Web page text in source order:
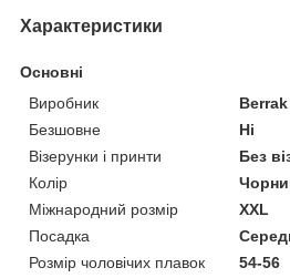
Характеристики
Основні
Виробник
Berrak
Безшовне
Ні
Візерунки і принти
Без
Колір
Міжнародний розмір
XXL
Посадка
Розмір чоловічих плавок
54-56